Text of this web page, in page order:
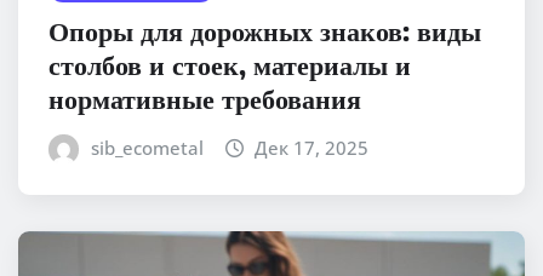
Опоры для дорожных знаков: виды
столбов и стоек, материалы и
нормативные требования
sib_ecometal Дек 17, 2025